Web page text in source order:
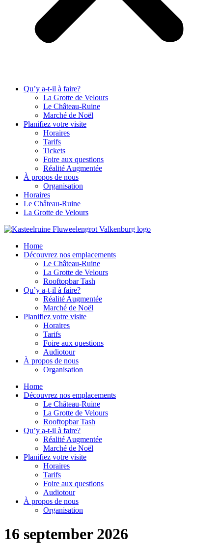
Qu’y a-t-il à faire?
La Grotte de Velours
Le Château-Ruine
Marché de Noël
Planifiez votre visite
Horaires
Tarifs
Tickets
Foire aux questions
Réalité Augmentée
À propos de nous
Organisation
Horaires
Le Château-Ruine
La Grotte de Velours
Home
Découvrez nos emplacements
Le Château-Ruine
La Grotte de Velours
Rooftopbar Tash
Qu’y a-t-il à faire?
Réalité Augmentée
Marché de Noël
Planifiez votre visite
Horaires
Tarifs
Foire aux questions
Audiotour
À propos de nous
Organisation
Home
Découvrez nos emplacements
Le Château-Ruine
La Grotte de Velours
Rooftopbar Tash
Qu’y a-t-il à faire?
Réalité Augmentée
Marché de Noël
Planifiez votre visite
Horaires
Tarifs
Foire aux questions
Audiotour
À propos de nous
Organisation
16 september 2026